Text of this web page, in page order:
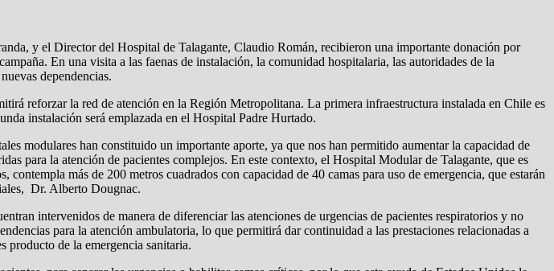
y el Director del Hospital de Talagante, Claudio Román, recibieron una importante donación por
En una visita a las faenas de instalación, la comunidad hospitalaria, las autoridades de la
dependencias.
reforzar la red de atención en la Región Metropolitana. La primera infraestructura instalada en Chile es
instalación será emplazada en el Hospital Padre Hurtado.
modulares han constituido un importante aporte, ya que nos han permitido aumentar la capacidad de
para la atención de pacientes complejos. En este contexto, el Hospital Modular de Talagante, que es
más de 200 metros cuadrados con capacidad de 40 camas para uso de emergencia, que estarán
Dr. Alberto Dougnac.
intervenidos de manera de diferenciar las atenciones de urgencias de pacientes respiratorios y no
para la atención ambulatoria, lo que permitirá dar continuidad a las prestaciones relacionadas a
producto de la emergencia sanitaria.